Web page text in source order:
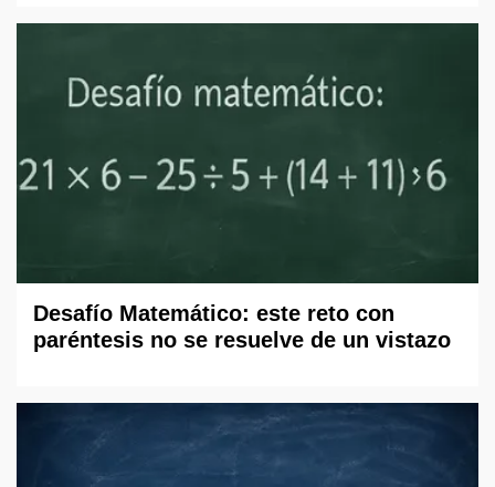
Desafío Matemático: este reto con
paréntesis no se resuelve de un vistazo